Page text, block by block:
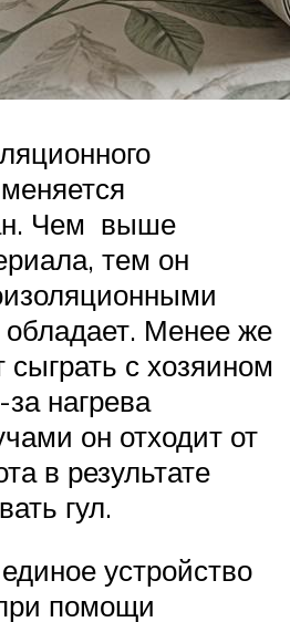
Чем выше
тем он
Менее же
с хозяином
нагрева
он отходит от
в результате
гул.
устройство
помощи